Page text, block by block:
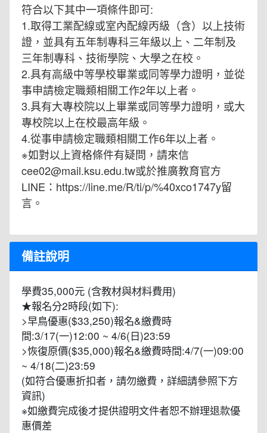
符合以下其中一項條件即可:
1.取得工業配線或室內配線丙級（含）以上技術
證，並具有五年制專科三年級以上、二年制及
三年制專科、技術學院、大學之在校。
2.具有高級中等學校畢業或同等學力證明，並從
事申請檢定職類相關工作2年以上者。
3.具有大專校院以上畢業或同等學力證明，或大
專校院以上在校最高年級。
4.從事申請檢定職類相關工作6年以上者。
※如對以上資格條件有疑問，請來信
cee02@mail.ksu.edu.tw或於推廣教育官方
LINE：https://line.me/R/ti/p/%40xco1747y留
言。
備註說明
學費35,000元 (含教材與材料費用)
★報名分2時段(如下):
>早鳥優惠($33,250)報名&繳費時
間:3/17(一)12:00 ~ 4/6(日)23:59
>恢復原價($35,000)報名&繳費時間:4/7(一)09:00
~ 4/18(二)23:59
(如符合優惠折扣者，請勿繳費，詳細請參照下方
資訊)
※如繳費完成後才提供證明文件者恕不辦理退款優
惠價差